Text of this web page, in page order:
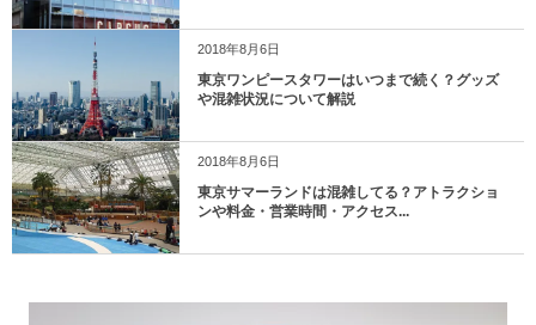
2018年8月6日
東京ワンピースタワーはいつまで続く？グッズ
や混雑状況について解説
2018年8月6日
東京サマーランドは混雑してる？アトラクショ
ンや料金・営業時間・アクセス...